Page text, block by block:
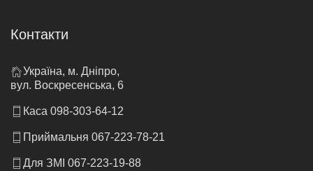
Контакти
Україна, м. Дніпро,
вул. Воскресенська, 6
Каса 098-303-64-12
Приймальня 067-223-78-21
Для ЗМІ 067-223-19-88